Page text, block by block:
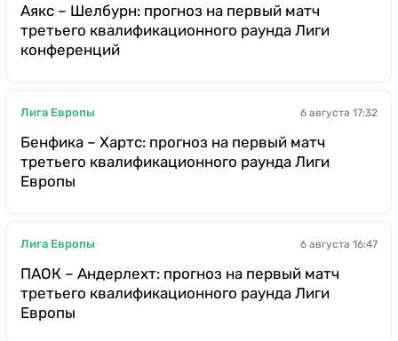
Аякс – Шелбурн: прогноз на первый матч
третьего квалификационного раунда Лиги
конференций
Лига Европы 6 августа 17:32
Бенфика – Хартс: прогноз на первый матч
третьего квалификационного раунда Лиги
Европы
Лига Европы 6 августа 16:47
ПАОК – Андерлехт: прогноз на первый матч
третьего квалификационного раунда Лиги
Европы